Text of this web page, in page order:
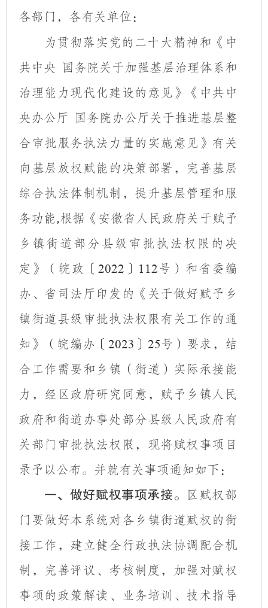
各部门，各有关单位：
为贯彻落实党的二十大精神和 《中
共中央 国务院关于加强基层治理体系和
治理能力现代化建设的意见》《中共中
央办公厅 国务院办公厅关于推进基层整
合审批服务执法力量的实施意见》有关
向基层放权赋能的决策部署 ，
完善基层
综合执法体制机制，提升基层管理和服
务功能,根据《安徽省人民政府关于赋予
乡镇街道部分县级审批执法权限的决
定》（皖政〔 2022 〕 112号）和省委编
办、省司法厅印发的《关于做好赋予乡
镇街道县级审批执法权限有关工作的通
知》（皖编办 〔 2023 〕 25号）要求，结
合工作需要和乡镇（街道）实际承接能
力，经区政府研究同意，赋予乡镇人民
政府和街道办事处部分县级人民政府有
关部门审批执法权限，现将赋权事项目
录予以公布。并就有关事项通知如下：
一、做好赋权事项承接。
区赋权部
门要做好本系统对各乡镇街道赋权的衔
接工作，建立健全行政执法协调配合机
制，完善评议、考核制度，加强对赋权
事项的政策解读、业务培训、技术指导